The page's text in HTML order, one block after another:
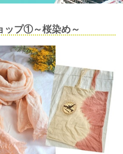
ップ①～桜染め～